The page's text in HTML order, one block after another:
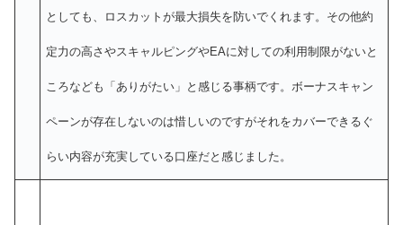
としても、ロスカットが最大損失を防いでくれます。その他約
定力の高さやスキャルピングやEAに対しての利用制限がないと
ころなども「ありがたい」と感じる事柄です。ボーナスキャン
ペーンが存在しないのは惜しいのですがそれをカバーできるぐ
らい内容が充実している口座だと感じました。